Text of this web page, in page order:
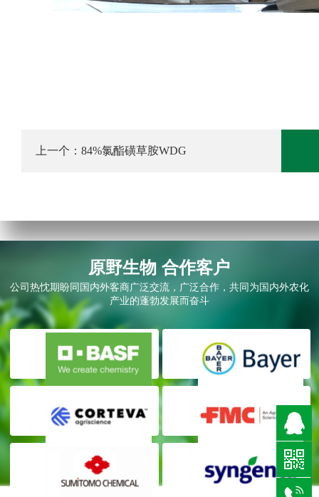
上一个： 84%氯酯磺草胺WDG
原野生物 合作客户
公司热忱期盼同国内外客商广泛交流，广泛合作，共同为国内外农化
产业的蓬勃发展而奋斗